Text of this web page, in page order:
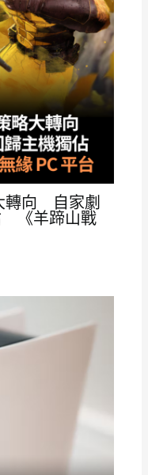
轉向 自家劇
《羊蹄山戰